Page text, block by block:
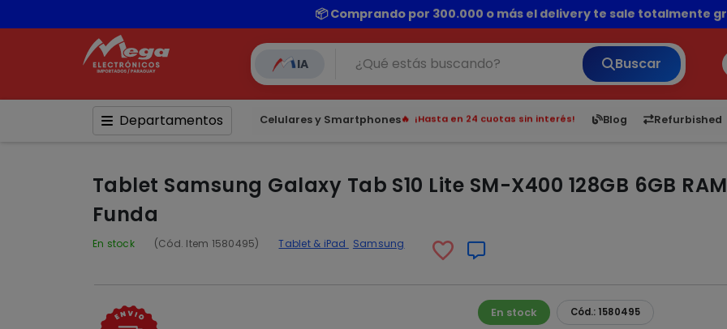
💳 ¡HASTA 24 CUOTAS SIN INTERÉS con tarjetas adheridas!
IA Buscar
Departamentos Celulares y Smartphones
¡Hasta en 24 cuotas sin interés!
Blog Refurbished
6,050 5.24 1,900
Tablet Samsung Galaxy Tab S10 Lite SM-X400 128GB 6GB
Funda
En stock (Cód. Item 1580495) Tablet & iPad Samsung
En stock Cód.: 1580495